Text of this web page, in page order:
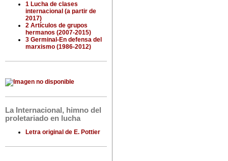
1 Lucha de clases
internacional (a partir de
2017)
2 Artículos de grupos
hermanos (2007-2015)
3 Germinal-En defensa del
marxismo (1986-2012)
La Internacional, himno del
proletariado en lucha
Letra original de E. Pottier